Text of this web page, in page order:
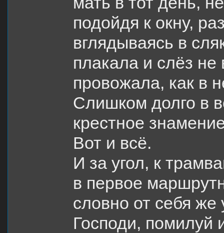
подойдя к окну,
вглядываясь в
плакала и слёз не
провожала, как в
Слишком долго в
крестное
Вот и всё.
И за угол, к
в первое
словно от себя
Господи, помилуй